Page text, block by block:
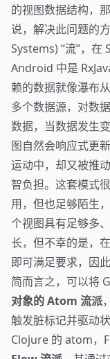
的视图数据结构，
说，解决此问题的
Systems) “流”，
Android 中是
赖的数据就像瀑布
多个数据源，对数
数据，当数据发生
图自然会响应式更
运动中，却又被推
智负担。这套模式
用，但也足够陌生
个视图具有足够多
长，但不幸的是，
即可满足要求，因
简而言之，可以将
对象的 Atom 流派
触发脏标记并驱动
Clojure 的 atom